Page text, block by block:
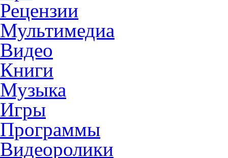
Рецензии
Мультимедиа
Видео
Книги
Музыка
Игры
Программы
Видеоролики